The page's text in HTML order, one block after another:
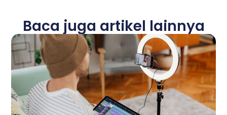
Baca juga artikel lainnya